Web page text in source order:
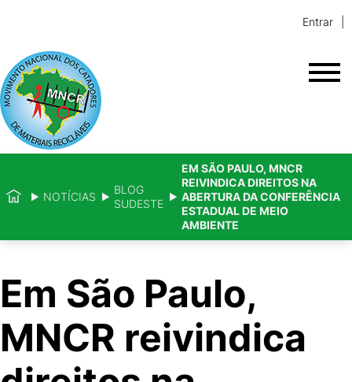
Entrar
NOTÍCIAS
BLOG
SUDESTE
EM SÃO PAULO, MNCR
REIVINDICA DIREITOS NA
ABERTURA DA CONFERÊNCIA
ESTADUAL DE MEIO
AMBIENTE
Em São Paulo,
MNCR reivindica